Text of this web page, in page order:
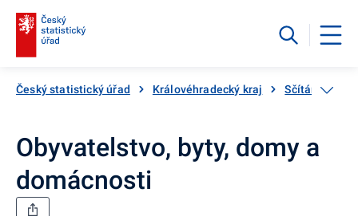
Český statistický úřad Královéhradecký kraj Sčítání lidu,
Obyvatelstvo, byty, domy a
domácnosti